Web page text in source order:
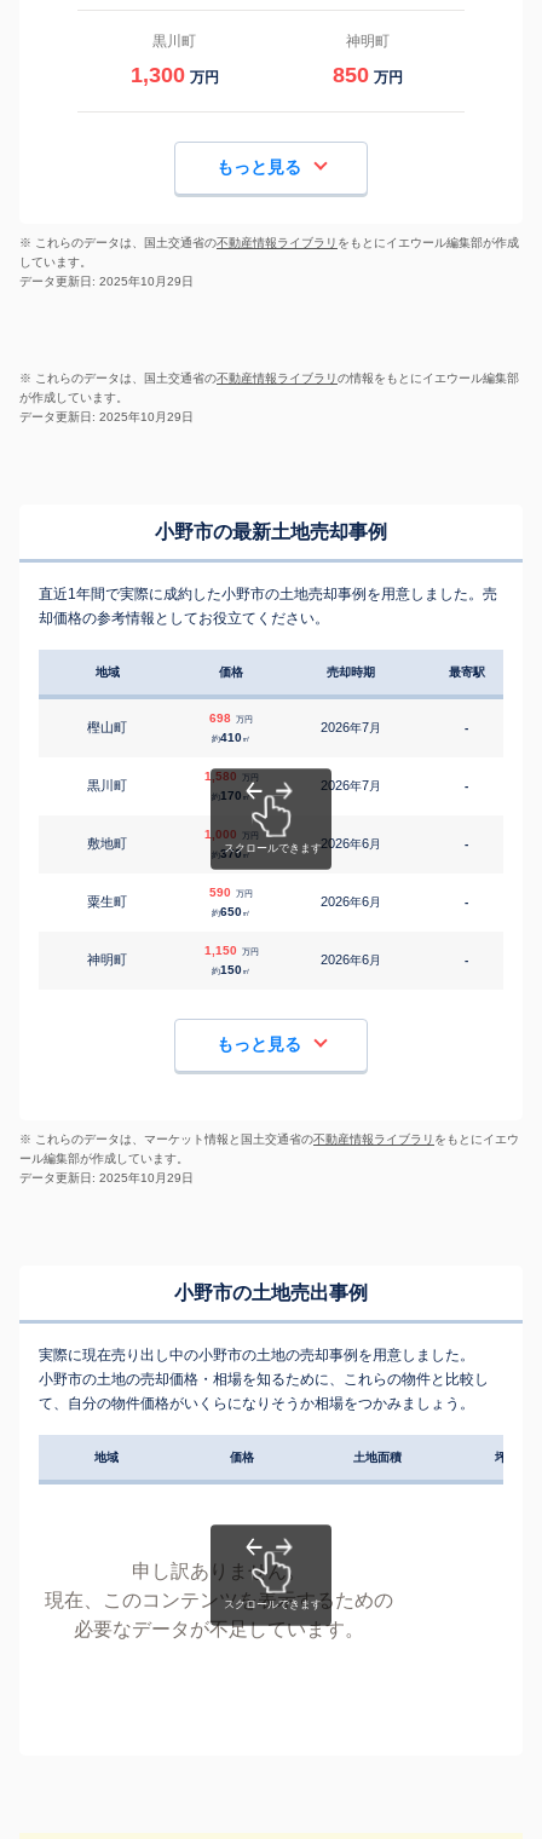
黒川町
1,300 万円
神明町
850 万円
もっと見る
※ これらのデータは、国土交通省の不動産情報ライブラリ をもとにイエウール編集部が作成
しています。
データ更新日: 2025年10月29日
※ これらのデータは、国土交通省の不動産情報ライブラリの情報をもとにイエウール編集部
が作成しています。
データ更新日: 2025年10月29日
小野市の最新土地売却事例
直近1年間で実際に成約した小野市の土地売却事例を用意しました。売
却価格の参考情報としてお役立てください。
地域 価格 売却時期 最寄駅
樫山町
698 万円
約410㎡
2026年7月 -
黒川町
1,580 万円
約170 ㎡
2026年7月 -
敷地町
1,000 万円
約370㎡
2026年6月 -
粟生町
590 万円
約650㎡
2026年6月 -
神明町
1,150 万円
約150㎡
2026年6月 -
もっと見る
※ これらのデータは、マーケット情報と国土交通省の不動産情報ライブラリ をもとにイエウ
ール編集部が作成しています。
データ更新日: 2025年10月29日
小野市の土地売出事例
実際に現在売り出し中の小野市の土地の売却事例を用意しました。
小野市の土地の売却価格・相場を知るために、これらの物件と比較し
て、自分の物件価格がいくらになりそうか相場をつかみましょう。
地域 価格 土地面積 坪単価
申し訳ありません。
現在、このコンテンツを表示するための
必要なデータが不足しています。